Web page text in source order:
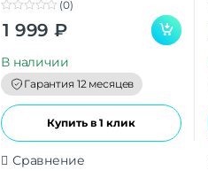
o
(0)
1 999 ₽
В наличии
Гарантия 12 месяцев
Купить в 1 клик
Сравнение